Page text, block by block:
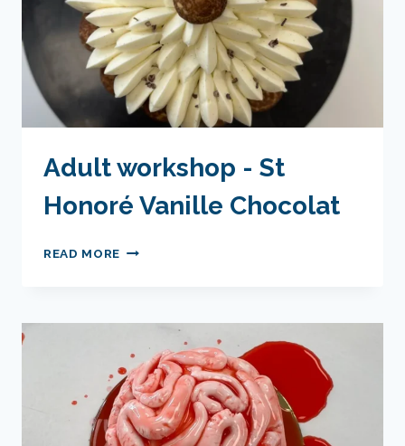
Adult workshop - St
Honoré Vanille Chocolat
READ MORE ADULT
HONORÉ
CHOCOLAT